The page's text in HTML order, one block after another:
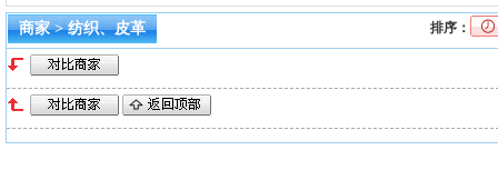
商家 > 纺织、皮革 排序：